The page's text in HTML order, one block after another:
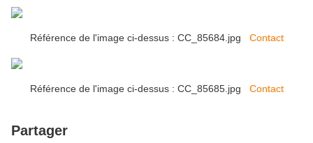
Référence de l'image ci-dessus : CC_85684.jpg Contact
Référence de l'image ci-dessus : CC_85685.jpg Contact
Partager